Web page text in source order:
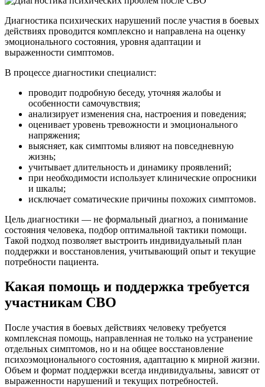
Диагностика психических нарушений после участия в боевых
действиях проводится комплексно и направлена на оценку
эмоционального состояния, уровня адаптации и
выраженности симптомов.
В процессе диагностики специалист:
проводит подробную беседу, уточняя жалобы и
особенности самочувствия;
анализирует изменения сна, настроения и поведения;
оценивает уровень тревожности и эмоционального
напряжения;
выясняет, как симптомы влияют на повседневную
жизнь;
учитывает длительность и динамику проявлений;
при необходимости использует клинические опросники
и шкалы;
исключает соматические причины похожих симптомов.
Цель диагностики — не формальный диагноз, а понимание
состояния человека, подбор оптимальной тактики помощи.
Такой подход позволяет выстроить индивидуальный план
поддержки и восстановления, учитывающий опыт и текущие
потребности пациента.
Какая помощь и поддержка требуется
участникам СВО
После участия в боевых действиях человеку требуется
комплексная помощь, направленная не только на устранение
отдельных симптомов, но и на общее восстановление
психоэмоционального состояния, адаптацию к мирной жизни.
Объем и формат поддержки всегда индивидуальны, зависят от
выраженности нарушений и текущих потребностей.